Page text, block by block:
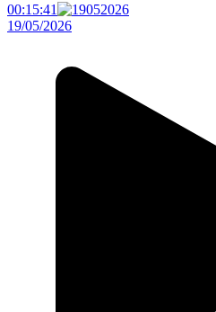
00:15:41
19/05/2026